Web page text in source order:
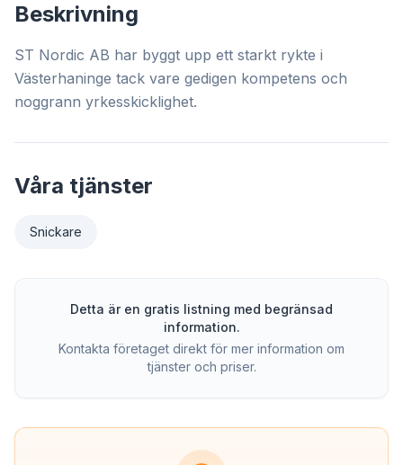
Beskrivning
ST Nordic AB har byggt upp ett starkt rykte i
Västerhaninge tack vare gedigen kompetens och
noggrann yrkesskicklighet.
Våra tjänster
Snickare
Detta är en gratis listning med begränsad
information.
Kontakta företaget direkt för mer information om
tjänster och priser.